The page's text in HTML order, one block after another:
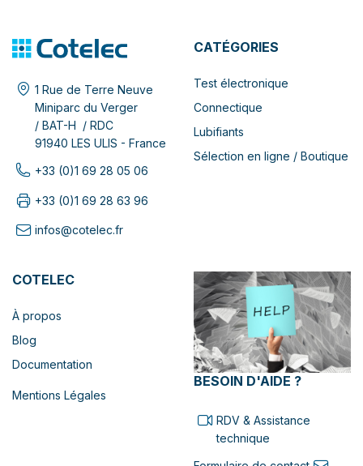
1 Rue de Terre Neuve
Miniparc du Verger
/ BAT-H / RDC
91940 LES ULIS - France
+33 (0)1 69 28 05 06
+33 (0)1 69 28 63 96
infos@cotelec.fr
CATÉGORIES
Test électronique
Connectique
Lubifiants
Sélection en ligne / Boutique
COTELEC
À propos
Blog
Documentation
Mentions Légales
BESOIN D'AIDE ?
RDV & Assistance
technique